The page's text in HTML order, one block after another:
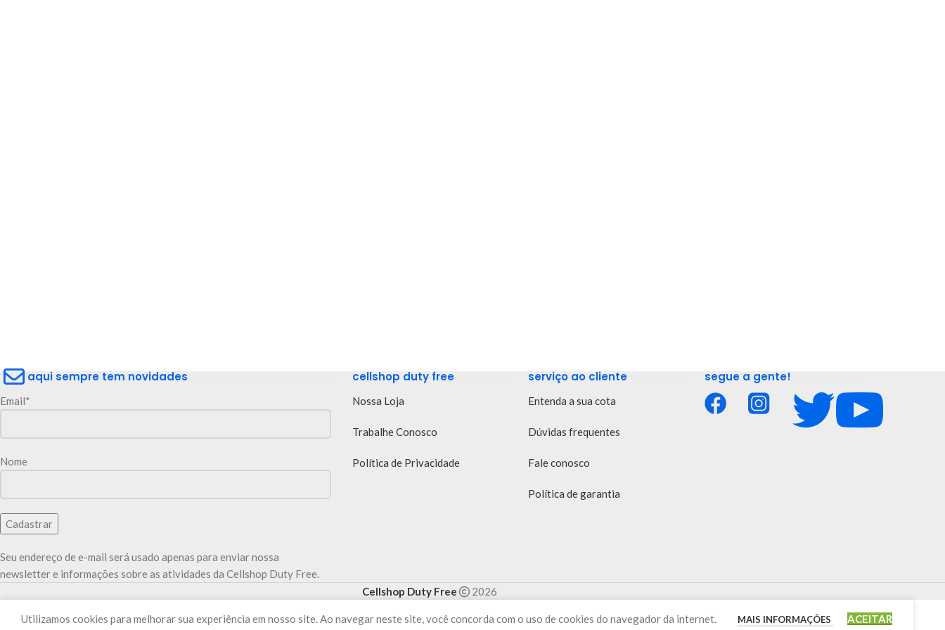
aqui sempre tem novidades
Email*
Nome
Seu endereço de e-mail será usado apenas para enviar nossa
newsletter e informações sobre as atividades da Cellshop Duty Free.
cellshop duty free
Nossa Loja
Trabalhe Conosco
Política de Privacidade
serviço ao cliente
Entenda a sua cota
Dúvidas frequentes
Fale conosco
Política de garantia
segue a gente!
Cellshop Duty Free 2026
Utilizamos cookies para melhorar sua experiência em nosso site. Ao navegar neste site, você concorda com o uso de cookies do navegador da internet. MAIS INFORMAÇÕES ACEITAR